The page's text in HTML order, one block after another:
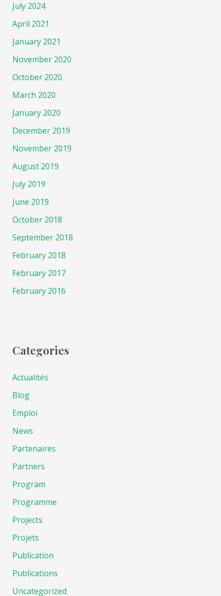
July 2024
April 2021
January 2021
November 2020
October 2020
March 2020
January 2020
December 2019
November 2019
August 2019
July 2019
June 2019
October 2018
September 2018
February 2018
February 2017
February 2016
Categories
Actualités
Blog
Emploi
News
Partenaires
Partners
Program
Programme
Projects
Projets
Publication
Publications
Uncategorized